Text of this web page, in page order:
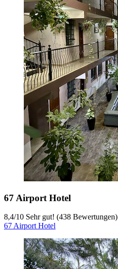
67 Airport Hotel
8,4/10 Sehr gut! (438 Bewertungen)
67 Airport Hotel